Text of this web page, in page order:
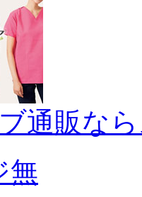
通販な